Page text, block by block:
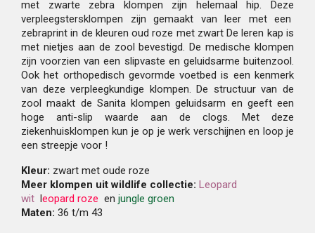
met zwarte zebra klompen zijn helemaal hip. Deze
verpleegstersklompen zijn gemaakt van leer met een
zebraprint in de kleuren oud roze met zwart De leren kap is
met nietjes aan de zool bevestigd. De medische klompen
zijn voorzien van een slipvaste en geluidsarme buitenzool.
Ook het orthopedisch gevormde voetbed is een kenmerk
van deze verpleegkundige klompen. De structuur van de
zool maakt de Sanita klompen geluidsarm en geeft een
hoge anti-slip waarde aan de clogs. Met deze
ziekenhuisklompen kun je op je werk verschijnen en loop je
een streepje voor !
Kleur: zwart met oude roze
Meer klompen uit wildlife collectie: Leopard
wit leopard roze en jungle groen
Maten: 36 t/m 43